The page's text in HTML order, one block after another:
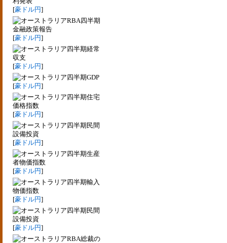
[豪ドル円]
RBA四半期
金融政策報告
[豪ドル円]
四半期経常
収支
[豪ドル円]
四半期GDP
[豪ドル円]
四半期住宅
価格指数
[豪ドル円]
四半期民間
設備投資
[豪ドル円]
四半期生産
者物価指数
[豪ドル円]
四半期輸入
物価指数
[豪ドル円]
四半期民間
設備投資
[豪ドル円]
RBA総裁の